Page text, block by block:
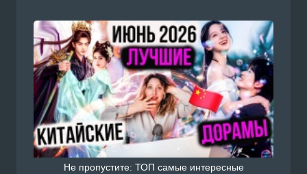
Не пропустите: ТОП самые интересные